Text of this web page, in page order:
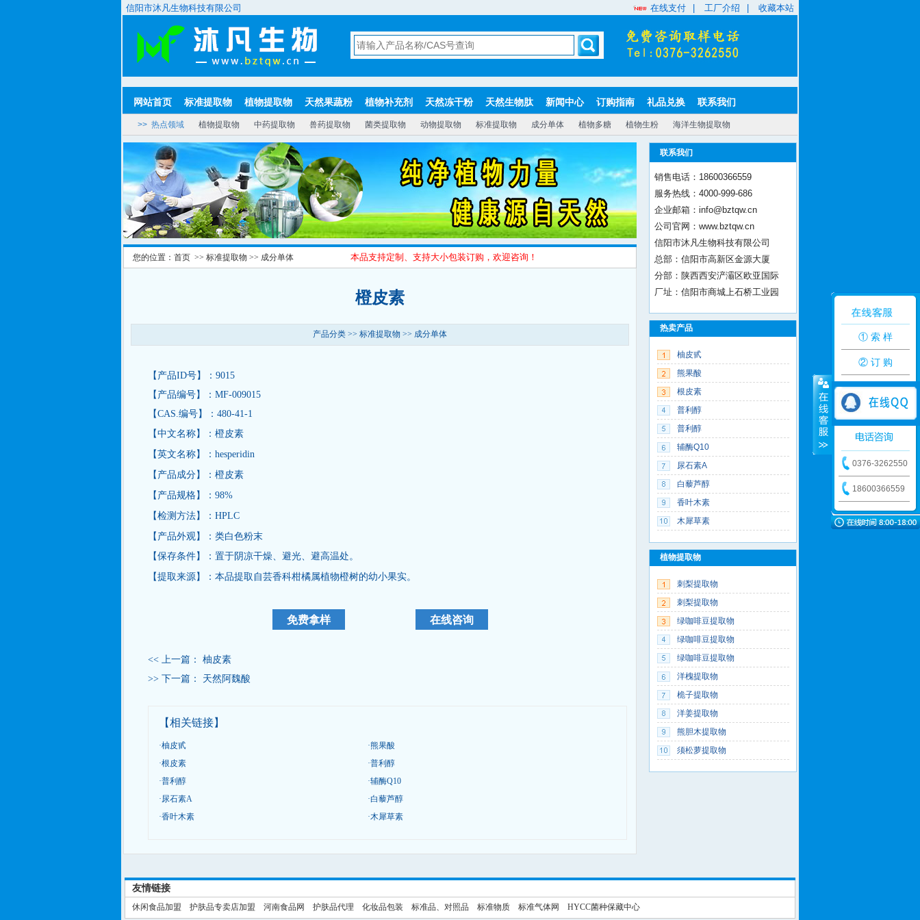
信阳市沐凡生物科技有限公司 在线支付 工厂介绍 收藏本站
网站首页 标准提取物 植物提取物 天然果蔬粉 植物补充剂 天然冻干粉 天然生物肽 新闻中心 订购指南 礼品兑换 联系我们
>> 热点领域 植物提取物 中药提取物 兽药提取物 菌类提取物 动物提取物 标准提取物 成分单体 植物多糖 植物生粉 海洋生物提取物
您的位置： 首页 >> 标准提取物 >> 成分单体 本品支持定制、支持大小包装订购，欢迎咨询！
橙皮素
产品分类 >> 标准提取物 >> 成分单体
【产品ID号】：9015
【产品编号】：MF-009015
【CAS.编号】：480-41-1
【中文名称】：橙皮素
【英文名称】：hesperidin
【产品成分】：橙皮素
【产品规格】：98%
【检测方法】：HPLC
【产品外观】：类白色粉末
【保存条件】：置于阴凉干燥、避光、避高温处。
【提取来源】：本品提取自芸香科柑橘属植物橙树的幼小果实。
<< 上一篇： 柚皮素
>> 下一篇： 天然阿魏酸
【相关链接】
·柚皮甙 ·熊果酸
·根皮素 ·普利醇
·普利醇 ·辅酶Q10
·尿石素A ·白藜芦醇
·香叶木素 ·木犀草素
联系我们
销售电话：18600366559
服务热线：4000-999-686
企业邮箱：info@bztqw.cn
公司官网：www.bztqw.cn
信阳市沐凡生物科技有限公司
总部：信阳市高新区金源大厦
分部：陕西西安浐灞区欧亚国际
厂址：信阳市商城上石桥工业园
热卖产品
柚皮甙
熊果酸
根皮素
普利醇
普利醇
辅酶Q10
尿石素A
白藜芦醇
香叶木素
木犀草素
植物提取物
刺梨提取物
刺梨提取物
绿咖啡豆提取物
绿咖啡豆提取物
绿咖啡豆提取物
洋槐提取物
桅子提取物
洋姜提取物
熊胆木提取物
须松萝提取物
友情链接
休闲食品加盟 护肤品专卖店加盟 河南食品网 护肤品代理 化妆品包装 标准品、对照品 标准物质 标准气体网 HYCC菌种保藏中心
① 索 样
② 订 购
0376-3262550
18600366559